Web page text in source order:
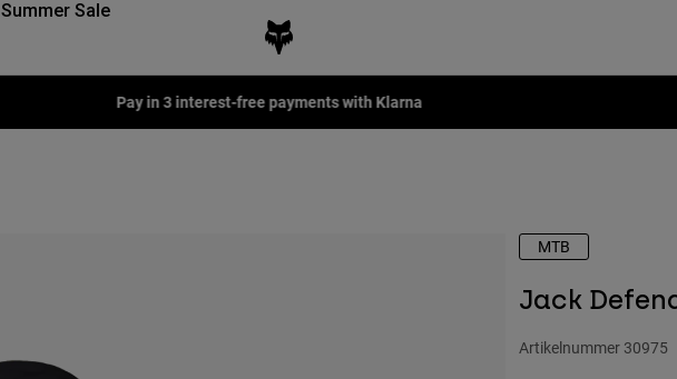
Summer Sale
Fox LAB Capsule Collection -Shop now
MTB
Jack
Artikelnummer 30975